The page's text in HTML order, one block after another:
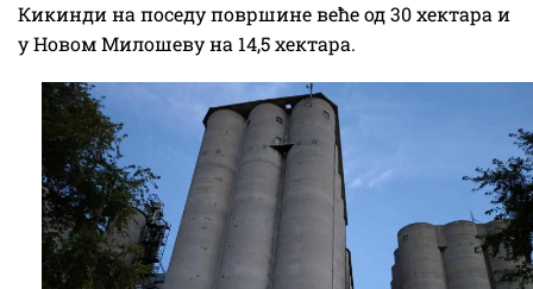
Кикинди на поседу површине веће од 30 хектара и
у Новом Милошеву на 14,5 хектара.